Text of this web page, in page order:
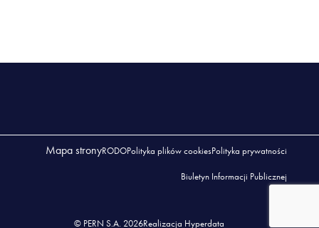
Mapa stronyRODOPolityka plików cookiesPolityka prywatności
Biuletyn Informacji Publicznej
© PERN S.A. 2026Realizacja Hyperdata